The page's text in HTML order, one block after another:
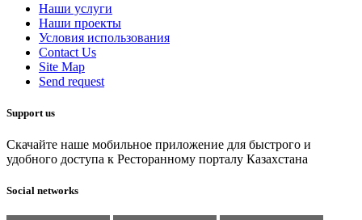
Наши услуги
Наши проекты
Условия использования
Contact Us
Site Map
Send request
Support us
Скачайте наше мобильное приложение для быстрого и
удобного доступа к Ресторанному порталу Казахстана
Social networks